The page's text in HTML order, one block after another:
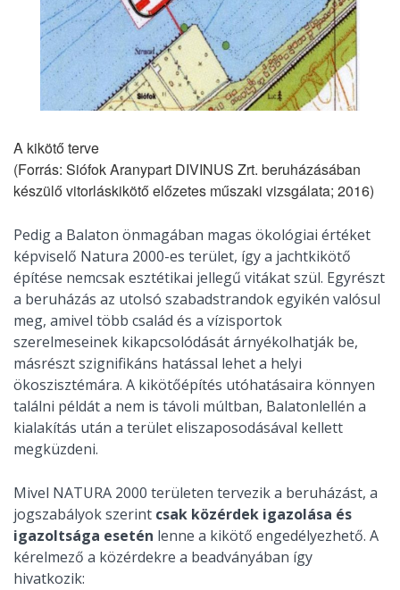
A kikötő terve
(Forrás: Siófok Aranypart DIVINUS Zrt. beruházásában
készülő vitorláskikötő előzetes műszaki vizsgálata; 2016)
Pedig a Balaton önmagában magas ökológiai értéket
képviselő Natura 2000-es terület, így a jachtkikötő
építése nemcsak esztétikai jellegű vitákat szül. Egyrészt
a beruházás az utolsó szabadstrandok egyikén valósul
meg, amivel több család és a vízisportok
szerelmeseinek kikapcsolódását árnyékolhatják be,
másrészt szignifikáns hatással lehet a helyi
ökoszisztémára. A kikötőépítés utóhatásaira könnyen
találni példát a nem is távoli múltban, Balatonlellén a
kialakítás után a terület eliszaposodásával kellett
megküzdeni.
Mivel NATURA 2000 területen tervezik a beruházást, a
jogszabályok szerint csak közérdek igazolása és
igazoltsága esetén lenne a kikötő engedélyezhető. A
kérelmező a közérdekre a beadványában így
hivatkozik: